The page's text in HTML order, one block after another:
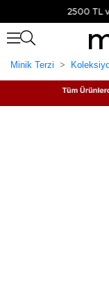
2500 TL ve
Minik Terzi